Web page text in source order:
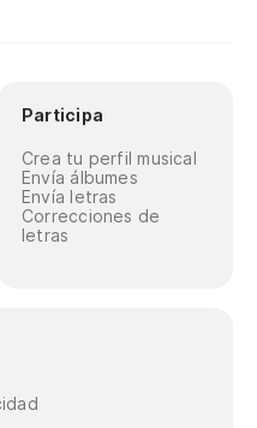
Participa
Crea tu perfil musical
Envía álbumes
Envía letras
Correcciones de
letras